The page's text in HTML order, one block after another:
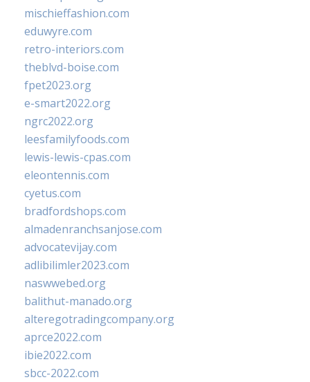
mischieffashion.com
eduwyre.com
retro-interiors.com
theblvd-boise.com
fpet2023.org
e-smart2022.org
ngrc2022.org
leesfamilyfoods.com
lewis-lewis-cpas.com
eleontennis.com
cyetus.com
bradfordshops.com
almadenranchsanjose.com
advocatevijay.com
adlibilimler2023.com
naswwebed.org
balithut-manado.org
alteregotradingcompany.org
aprce2022.com
ibie2022.com
sbcc-2022.com